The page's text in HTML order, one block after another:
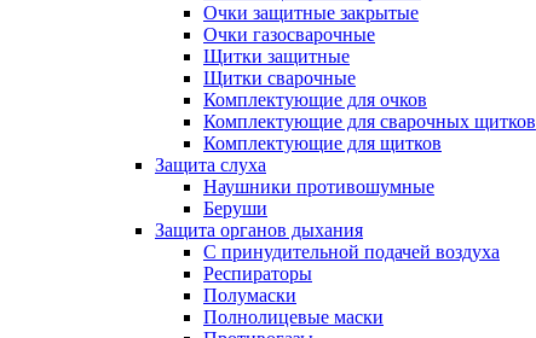
Очки защитные закрытые
Очки газосварочные
Щитки защитные
Щитки сварочные
Комплектующие для очков
Комплектующие для сварочных щитков
Комплектующие для щитков
Защита слуха
Наушники противошумные
Беруши
Защита органов дыхания
С принудительной подачей воздуха
Респираторы
Полумаски
Полнолицевые маски